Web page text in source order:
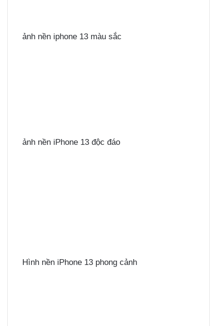
ảnh nền iphone 13 màu sắc
ảnh nền iPhone 13 độc đáo
Hình nền iPhone 13 phong cảnh